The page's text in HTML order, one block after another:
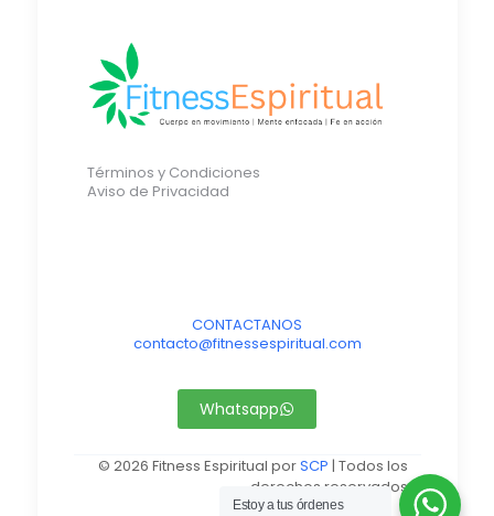
Términos y Condiciones
Aviso de Privacidad
CONTACTANOS
contacto@fitnessespiritual.com
Whatsapp
© 2026 Fitness Espiritual porSCP | Todos los
derechos reservados
Estoy a tus órdenes